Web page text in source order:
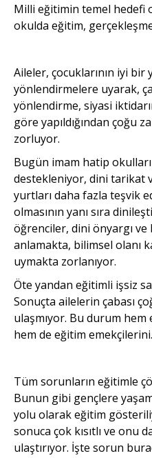
Milli eğitimin temel hedefi
okulda eğitim,
Aileler, çocuklarının iyi bir
yönlendirmelere uyarak,
yönlendirme, siyasi
göre yapıldığından çoğu
zorluyor.
Bugün imam hatip
destekleniyor, dini tarikat
yurtları daha fazla teşvik
olmasının yanı sıra
öğrenciler, dini önyargı ve
anlamakta, bilimsel olanı
uymakta zorlanıyor.
Öte yandan eğitimli işsiz
Sonuçta ailelerin çabası
ulaşmıyor. Bu durum
hem de eğitim emekçilerini.
Tüm sorunların eğitimle
Bunun gibi gençlere
yolu olarak eğitim
sonuca çok kısıtlı ve onu
ulaştırıyor. İşte sorun